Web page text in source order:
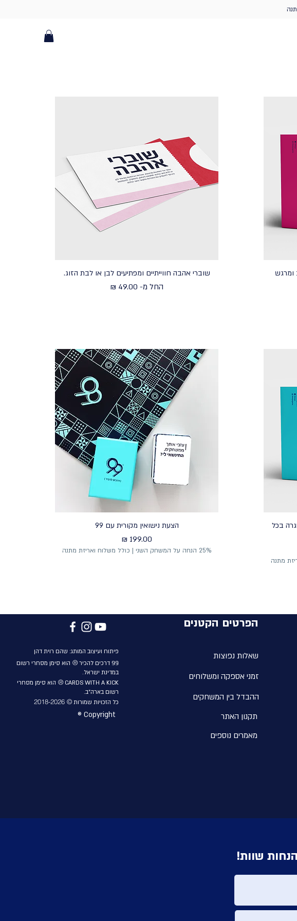
שוברי אהבה חווייתיים ומפתיעים לבן או לבת הזוג.
החל מ-
מחיר מבצע
בכל
הצעת נישואין מקורית עם 99
מחיר
25% הנחה על המשחק השני | כולל משלוח ואריזת מתנה
פיתוח ועיצוב המותג: שהם רוית דהן
99 דרכים להכיר® הוא סימן מסחרי רשום
במדינת ישראל.
CARDS WITH A KICK
® הוא סימן מסחרי
רשום בארה״ב.
כל הזכויות שמורות© 2018-2026
® Copyright
הפרטים הקטנים
שאלות נפוצות
זמני אספקה ומשלוחים
ההבדל בין המשחקים
תקנון האתר
מאמרים נוספים
שוות!